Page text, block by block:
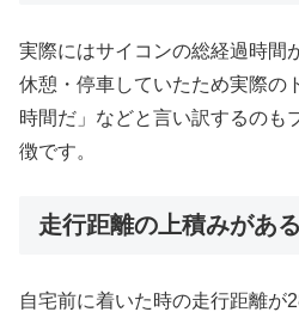
実際にはサイコンの総経過時間
休憩・停車していたため実際の
時間だ」などと言い訳するのも
徴です。
走行距離の上積みがある
自宅前に着いた時の走行距離が